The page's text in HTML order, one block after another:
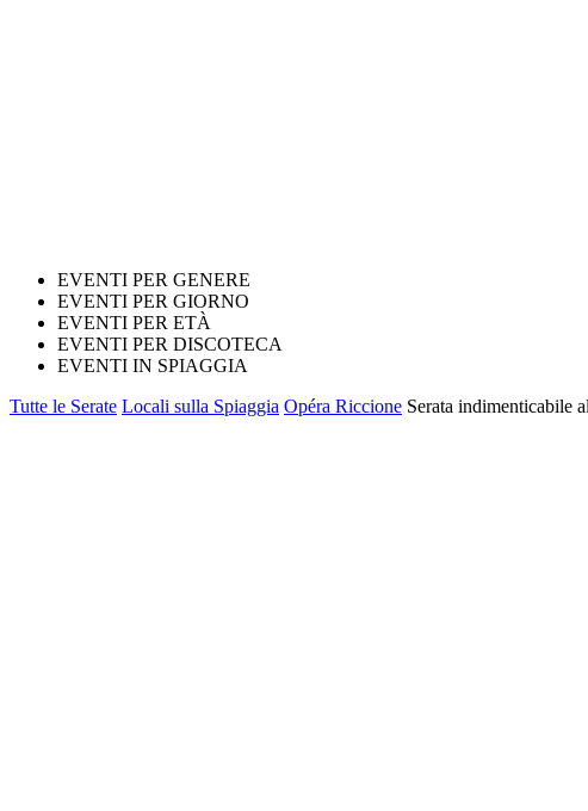
EVENTI PER GENERE
EVENTI PER GIORNO
EVENTI PER ETÀ
EVENTI PER DISCOTECA
EVENTI IN SPIAGGIA
Tutte le Serate Locali sulla Spiaggia Opéra Riccione Serata indimenticabile